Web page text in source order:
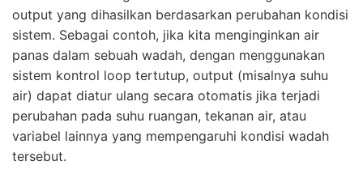
output yang dihasilkan berdasarkan perubahan kondisi
sistem. Sebagai contoh, jika kita menginginkan air
panas dalam sebuah wadah, dengan menggunakan
sistem kontrol loop tertutup, output (misalnya suhu
air) dapat diatur ulang secara otomatis jika terjadi
perubahan pada suhu ruangan, tekanan air, atau
variabel lainnya yang mempengaruhi kondisi wadah
tersebut.